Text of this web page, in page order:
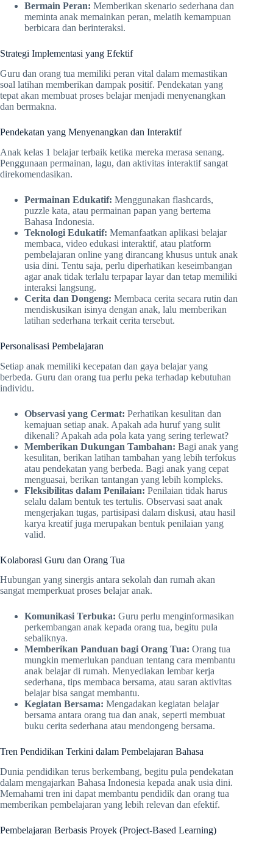
Bermain Peran: Memberikan skenario sederhana dan
meminta anak memainkan peran, melatih kemampuan
berbicara dan berinteraksi.
Strategi Implementasi yang Efektif
Guru dan orang tua memiliki peran vital dalam memastikan
soal latihan memberikan dampak positif. Pendekatan yang
tepat akan membuat proses belajar menjadi menyenangkan
dan bermakna.
Pendekatan yang Menyenangkan dan Interaktif
Anak kelas 1 belajar terbaik ketika mereka merasa senang.
Penggunaan permainan, lagu, dan aktivitas interaktif sangat
direkomendasikan.
Permainan Edukatif: Menggunakan flashcards,
puzzle kata, atau permainan papan yang bertema
Bahasa Indonesia.
Teknologi Edukatif: Memanfaatkan aplikasi belajar
membaca, video edukasi interaktif, atau platform
pembelajaran online yang dirancang khusus untuk anak
usia dini. Tentu saja, perlu diperhatikan keseimbangan
agar anak tidak terlalu terpapar layar dan tetap memiliki
interaksi langsung.
Cerita dan Dongeng: Membaca cerita secara rutin dan
mendiskusikan isinya dengan anak, lalu memberikan
latihan sederhana terkait cerita tersebut.
Personalisasi Pembelajaran
Setiap anak memiliki kecepatan dan gaya belajar yang
berbeda. Guru dan orang tua perlu peka terhadap kebutuhan
individu.
Observasi yang Cermat: Perhatikan kesulitan dan
kemajuan setiap anak. Apakah ada huruf yang sulit
dikenali? Apakah ada pola kata yang sering terlewat?
Memberikan Dukungan Tambahan: Bagi anak yang
kesulitan, berikan latihan tambahan yang lebih terfokus
atau pendekatan yang berbeda. Bagi anak yang cepat
menguasai, berikan tantangan yang lebih kompleks.
Fleksibilitas dalam Penilaian: Penilaian tidak harus
selalu dalam bentuk tes tertulis. Observasi saat anak
mengerjakan tugas, partisipasi dalam diskusi, atau hasil
karya kreatif juga merupakan bentuk penilaian yang
valid.
Kolaborasi Guru dan Orang Tua
Hubungan yang sinergis antara sekolah dan rumah akan
sangat memperkuat proses belajar anak.
Komunikasi Terbuka: Guru perlu menginformasikan
perkembangan anak kepada orang tua, begitu pula
sebaliknya.
Memberikan Panduan bagi Orang Tua: Orang tua
mungkin memerlukan panduan tentang cara membantu
anak belajar di rumah. Menyediakan lembar kerja
sederhana, tips membaca bersama, atau saran aktivitas
belajar bisa sangat membantu.
Kegiatan Bersama: Mengadakan kegiatan belajar
bersama antara orang tua dan anak, seperti membuat
buku cerita sederhana atau mendongeng bersama.
Tren Pendidikan Terkini dalam Pembelajaran Bahasa
Dunia pendidikan terus berkembang, begitu pula pendekatan
dalam mengajarkan Bahasa Indonesia kepada anak usia dini.
Memahami tren ini dapat membantu pendidik dan orang tua
memberikan pembelajaran yang lebih relevan dan efektif.
Pembelajaran Berbasis Proyek (Project-Based Learning)